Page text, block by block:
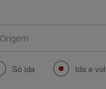
Origem
Só ida Ida e